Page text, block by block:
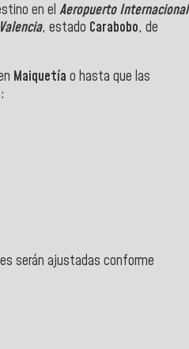
en el Aeropuerto Internacional
, estado Carabobo, de
Maiquetía o hasta que las
serán ajustadas conforme